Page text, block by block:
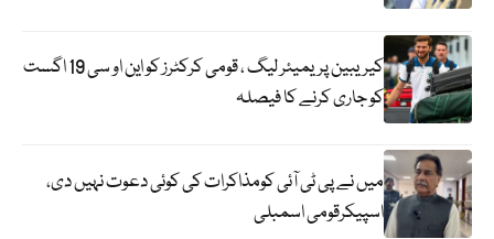
کیریبین پریمیئر لیگ ، قومی کرکٹرز کو این او سی 19 اگست
کو جاری کرنے کا فیصلہ
میں نے پی ٹی آئی کومذاکرات کی کوئی دعوت نہیں دی،
اسپیکرقومی اسمبلی